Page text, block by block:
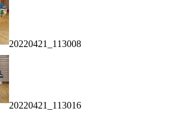
20220421_113008
20220421_113016